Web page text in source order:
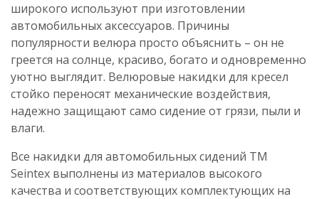
широкого используют при изготовлении
автомобильных аксессуаров. Причины
популярности велюра просто объяснить – он не
греется на солнце, красиво, богато и одновременно
уютно выглядит. Велюровые накидки для кресел
стойко переносят механические воздействия,
надежно защищают само сидение от грязи, пыли и
влаги.
Все накидки для автомобильных сидений ТМ
Seintex выполнены из материалов высокого
качества и соответствующих комплектующих на